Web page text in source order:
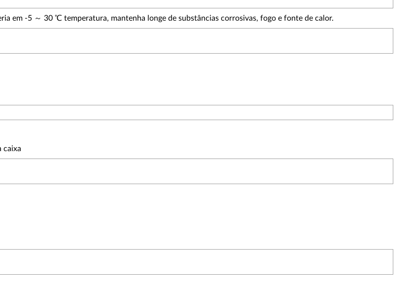
em -5 ～ 30 ℃ temperatura, mantenha longe de substâncias corrosivas, fogo e fonte de calor.
caixa